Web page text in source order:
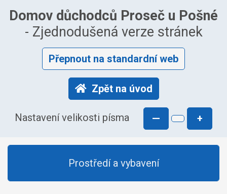
Domov důchodců Proseč u Pošné
- Zjednodušená verze stránek
Přepnout na standardní web
Zpět na úvod
Nastavení velikosti písma — +
Prostředí a vybavení